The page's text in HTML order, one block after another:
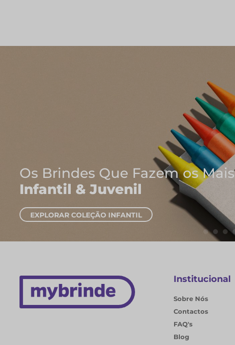
Onde Nascem As
Cadernos e Blocos
EXPLORAR CADERNOS
Institucional
Sobre Nós
Contactos
FAQ's
Blog